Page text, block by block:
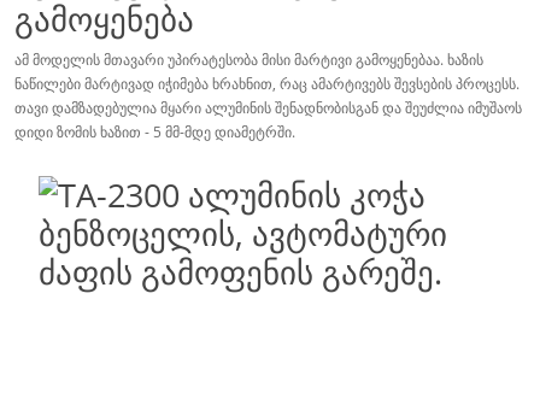
გამოყენება
ამ მოდელის მთავარი უპირატესობა მისი მარტივი გამოყენებაა. ხაზის
ნაწილები მარტივად იჭიმება ხრახნით, რაც ამარტივებს შევსების პროცესს.
თავი დამზადებულია მყარი ალუმინის შენადნობისგან და შეუძლია იმუშაოს
დიდი ზომის ხაზით - 5 მმ-მდე დიამეტრში.